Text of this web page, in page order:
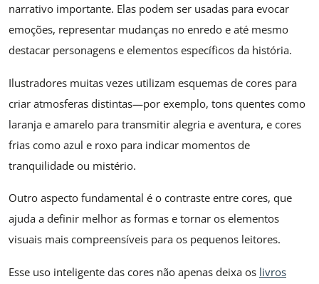
narrativo importante. Elas podem ser usadas para evocar
emoções, representar mudanças no enredo e até mesmo
destacar personagens e elementos específicos da história.
Ilustradores muitas vezes utilizam esquemas de cores para
criar atmosferas distintas—por exemplo, tons quentes como
laranja e amarelo para transmitir alegria e aventura, e cores
frias como azul e roxo para indicar momentos de
tranquilidade ou mistério.
Outro aspecto fundamental é o contraste entre cores, que
ajuda a definir melhor as formas e tornar os elementos
visuais mais compreensíveis para os pequenos leitores.
Esse uso inteligente das cores não apenas deixa os livros